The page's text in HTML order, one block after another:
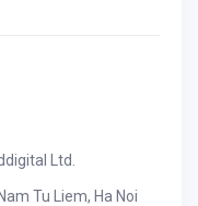
Ltd.
Tu Liem, Ha Noi